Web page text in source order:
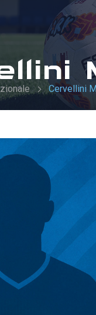
Cervellini